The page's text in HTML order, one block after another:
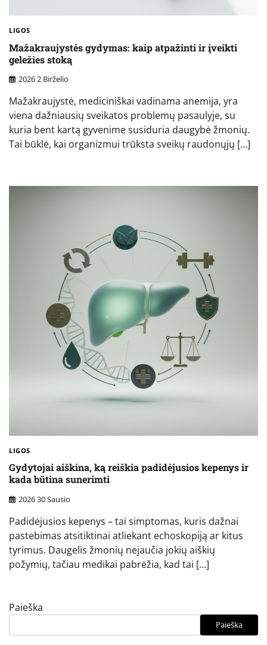
LIGOS
Mažakraujystės gydymas: kaip atpažinti ir įveikti
geležies stoką
2026 2 Birželio
Mažakraujystė, mediciniškai vadinama anemija, yra
viena dažniausių sveikatos problemų pasaulyje, su
kuria bent kartą gyvenime susiduria daugybė žmonių.
Tai būklė, kai organizmui trūksta sveikų raudonųjų […]
LIGOS
Gydytojai aiškina, ką reiškia padidėjusios kepenys ir
kada būtina sunerimti
2026 30 Sausio
Padidėjusios kepenys – tai simptomas, kuris dažnai
pastebimas atsitiktinai atliekant echoskopiją ar kitus
tyrimus. Daugelis žmonių nejaučia jokių aiškių
požymių, tačiau medikai pabrėžia, kad tai […]
Paieška
Paieška